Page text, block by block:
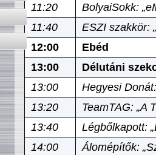
11:20
BolyaiSokk:
11:40
ESZI szakkör:
12:00
Ebéd
13:00
Délutáni
13:00
Hegyesi
13:20
TeamTAG: „A
13:40
Légbőlkapott:
14:00
Álomépítők: